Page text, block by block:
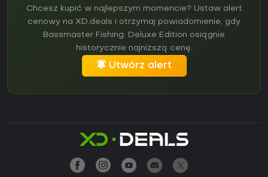
Chcesz kupić w najlepszym momencie? Ustaw alert
cenowy na XD.deals i otrzymaj powiadomienie, gdy
Bassmaster Fishing: Deluxe Edition osiągnie
historycznie najniższą cenę.
Utwórz alert